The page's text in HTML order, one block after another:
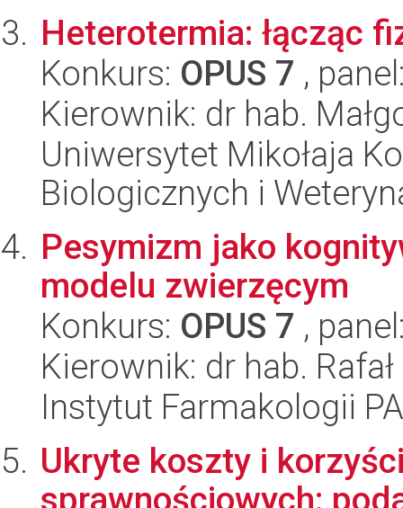
Heterotermia: łącząc
Konkurs: OPUS 7 ,
Kierownik: dr hab.
Uniwersytet Mikołaja
Biologicznych i
Pesymizm jako
modelu zwierzęcym
Konkurs: OPUS 7 ,
Kierownik: dr hab. Rafał
Instytut Farmakologii
Ukryte koszty i
sprawnościowych: